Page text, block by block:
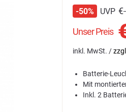
Unser Preis
inkl. MwSt. /
-50% UVP €
Batterie-
Mit
Inkl. 2